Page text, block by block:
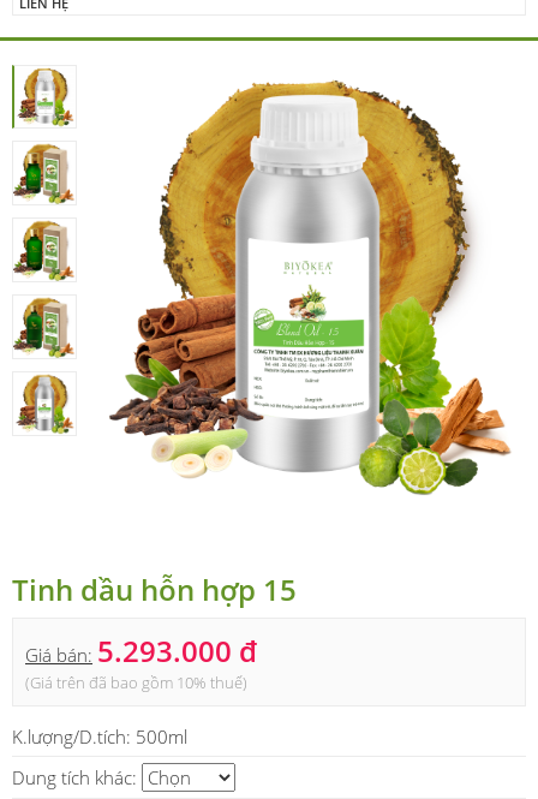
Tinh dầu hỗn hợp 15
Giá bán: 5.293.000 đ
(Giá trên đã bao gồm 10% thuế)
K.lượng/D.tích: 500ml
Dung tích khác: